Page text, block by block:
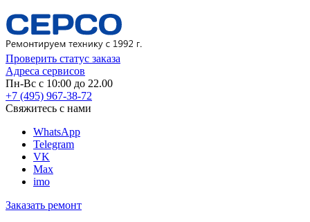
Проверить статус заказа
Адреса сервисов
Пн-Вс с 10:00 до 22.00
+7 (495) 967-38-72
Свяжитесь с нами
WhatsApp
Telegram
VK
Max
imo
Заказать ремонт